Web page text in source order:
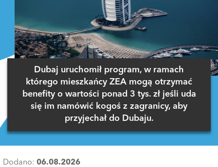
Dubaj uruchomił program, w ramach
którego mieszkańcy ZEA mogą otrzymać
benefity o wartości ponad 3 tys. zł jeśli uda
się im namówić kogoś z zagranicy, aby
przyjechał do Dubaju.
Dodano: 06.08.2026